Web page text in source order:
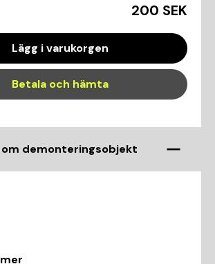
200 SEK
Lägg i varukorgen
Betala och hämta
demonteringsobjekt